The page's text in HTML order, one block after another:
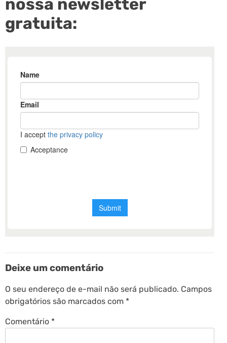
nossa newsletter
gratuita:
Deixe um comentário
O seu endereço de e-mail não será publicado. Campos
obrigatórios são marcados com *
Comentário *